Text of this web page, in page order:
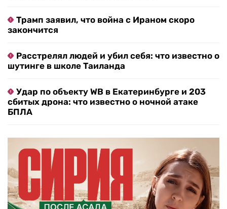
Трамп заявил, что война с Ираном скоро
закончится
Расстрелял людей и убил себя: что известно о
шутинге в школе Таиланда
Удар по объекту WB в Екатеринбурге и 203
сбитых дрона: что известно о ночной атаке
БПЛА